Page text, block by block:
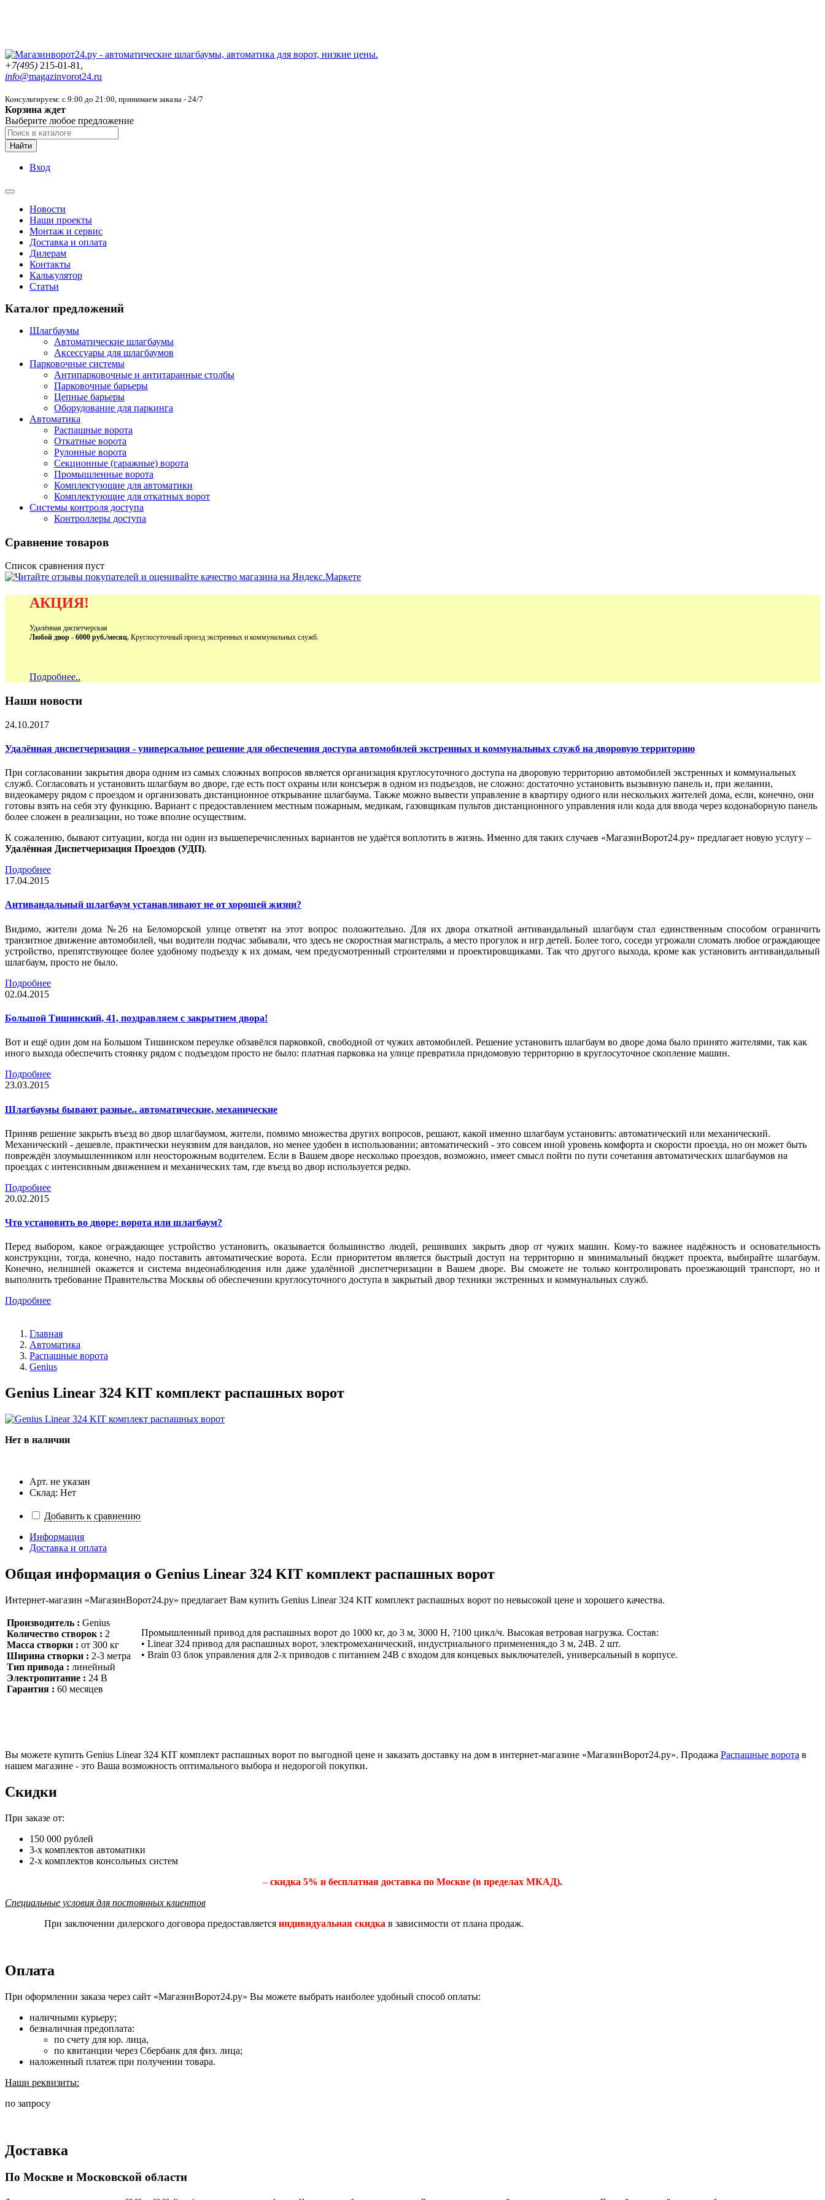
+7(495) 215-01-81,
info@magazinvorot24.ru
Консультируем: с 9:00 до 21:00, принимаем заказы - 24/7
Корзина ждет
Выберите любое предложение
Найти
Вход
Новости
Наши проекты
Монтаж и сервис
Доставка и оплата
Дилерам
Контакты
Калькулятор
Статьи
Каталог предложений
Шлагбаумы
Автоматические шлагбаумы
Аксессуары для шлагбаумов
Парковочные системы
Антипарковочные и антитаранные столбы
Парковочные барьеры
Цепные барьеры
Оборудование для паркинга
Автоматика
Распашные ворота
Откатные ворота
Рулонные ворота
Секционные (гаражные) ворота
Промышленные ворота
Комплектующие для автоматики
Комплектующие для откатных ворот
Системы контроля доступа
Контроллеры доступа
Сравнение товаров
Список сравнения пуст
АКЦИЯ!
Удалённая диспетчерская
Любой двор - 6000 руб./месяц. Круглосуточный проезд экстренных и коммунальных служб.
Подробнее..
Наши новости
24.10.2017
Удалённая диспетчеризация - универсальное решение для обеспечения доступа автомобилей экстренных и коммунальных служб на дворовую территорию
При согласовании закрытия двора одним из самых сложных вопросов является организация круглосуточного доступа на дворовую территорию автомобилей экстренных и коммунальных
служб. Согласовать и установить шлагбаум во дворе, где есть пост охраны или консъерж в одном из подъездов, не сложно: достаточно установить вызывную панель и, при желании,
видеокамеру рядом с проездом и организовать дистанционное открывание шлагбаума. Также можно вывести управление в квартиру одного или нескольких жителей дома, если, конечно, они
готовы взять на себя эту функцию. Вариант с предоставлением местным пожарным, медикам, газовщикам пультов дистанционного управления или кода для ввода через кодонаборную панель
более сложен в реализации, но тоже вполне осуществим.
К сожалению, бывают ситуации, когда ни один из вышеперечисленных вариантов не удаётся воплотить в жизнь. Именно для таких случаев «МагазинВорот24.ру» предлагает новую услугу –
Удалённая Диспетчеризация Проездов (УДП).
Подробнее
17.04.2015
Антивандальный шлагбаум устанавливают не от хорошей жизни?
Видимо, жители дома №26 на Беломорской улице ответят на этот вопрос положительно. Для их двора откатной антивандальный шлагбаум стал единственным способом ограничить
транзитное движение автомобилей, чьи водители подчас забывали, что здесь не скоростная магистраль, а место прогулок и игр детей. Более того, соседи угрожали сломать любое ограждающее
устройство, препятствующее более удобному подъезду к их домам, чем предусмотренный строителями и проектировщиками. Так что другого выхода, кроме как установить антивандальный
шлагбаум, просто не было.
Подробнее
02.04.2015
Большой Тишинский, 41, поздравляем с закрытием двора!
Вот и ещё один дом на Большом Тишинском переулке обзавёлся парковкой, свободной от чужих автомобилей. Решение установить шлагбаум во дворе дома было принято жителями, так как
иного выхода обеспечить стоянку рядом с подъездом просто не было: платная парковка на улице превратила придомовую территорию в круглосуточное скопление машин.
Подробнее
23.03.2015
Шлагбаумы бывают разные.. автоматические, механические
Приняв решение закрыть въезд во двор шлагбаумом, жители, помимо множества других вопросов, решают, какой именно шлагбаум установить: автоматический или механический.
Механический - дешевле, практически неуязвим для вандалов, но менее удобен в использовании; автоматический - это совсем иной уровень комфорта и скорости проезда, но он может быть
повреждён злоумышленником или неосторожным водителем. Если в Вашем дворе несколько проездов, возможно, имеет смысл пойти по пути сочетания автоматических шлагбаумов на
проездах с интенсивным движением и механических там, где въезд во двор используется редко.
Подробнее
20.02.2015
Что установить во дворе: ворота или шлагбаум?
Перед выбором, какое ограждающее устройство установить, оказывается большинство людей, решивших закрыть двор от чужих машин. Кому-то важнее надёжность и основательность
конструкции, тогда, конечно, надо поставить автоматические ворота. Если приоритетом является быстрый доступ на территорию и минимальный бюджет проекта, выбирайте шлагбаум.
Конечно, нелишней окажется и система видеонаблюдения или даже удалённой диспетчеризации в Вашем дворе. Вы сможете не только контролировать проезжающий транспорт, но и
выполнить требование Правительства Москвы об обеспечении круглосуточного доступа в закрытый двор техники экстренных и коммунальных служб.
Подробнее
Главная
Автоматика
Распашные ворота
Genius
Genius Linear 324 KIT комплект распашных ворот
Нет в наличии
Арт. не указан
Склад: Нет
Добавить к сравнению
Информация
Доставка и оплата
Общая информация о Genius Linear 324 KIT комплект распашных ворот
Интернет-магазин «МагазинВорот24.ру» предлагает Вам купить Genius Linear 324 KIT комплект распашных ворот по невысокой цене и хорошего качества.
Производитель : Genius
Количество створок : 2
Масса створки : от 300 кг
Ширина створки : 2-3 метра
Тип привода : линейный
Электропитание : 24 В
Гарантия : 60 месяцев
Промышленный привод для распашных ворот до 1000 кг, до 3 м, 3000 Н, ?100 цикл/ч. Высокая ветровая нагрузка. Состав:
• Linear 324 привод для распашных ворот, электромеханический, индустриального применения,до 3 м, 24В. 2 шт.
• Brain 03 блок управления для 2-х приводов с питанием 24В с входом для концевых выключателей, универсальный в корпусе.
Вы можете купить Genius Linear 324 KIT комплект распашных ворот по выгодной цене и заказать доставку на дом в интернет-магазине «МагазинВорот24.ру». Продажа Распашные ворота в
нашем магазине - это Ваша возможность оптимального выбора и недорогой покупки.
Скидки
При заказе от:
150 000 рублей
3-х комплектов автоматики
2-х комплектов консольных систем
– скидка 5% и бесплатная доставка по Москве (в пределах МКАД).
Специальные условия для постоянных клиентов
При заключении дилерского договора предоставляется индивидуальная скидка в зависимости от плана продаж.
Оплата
При оформлении заказа через сайт «МагазинВорот24.ру» Вы можете выбрать наиболее удобный способ оплаты:
наличными курьеру;
безналичная предоплата:
по счету для юр. лица,
по квитанции через Сбербанк для физ. лица;
наложенный платеж при получении товара.
Наши реквизиты:
по запросу
Доставка
По Москве и Московской области